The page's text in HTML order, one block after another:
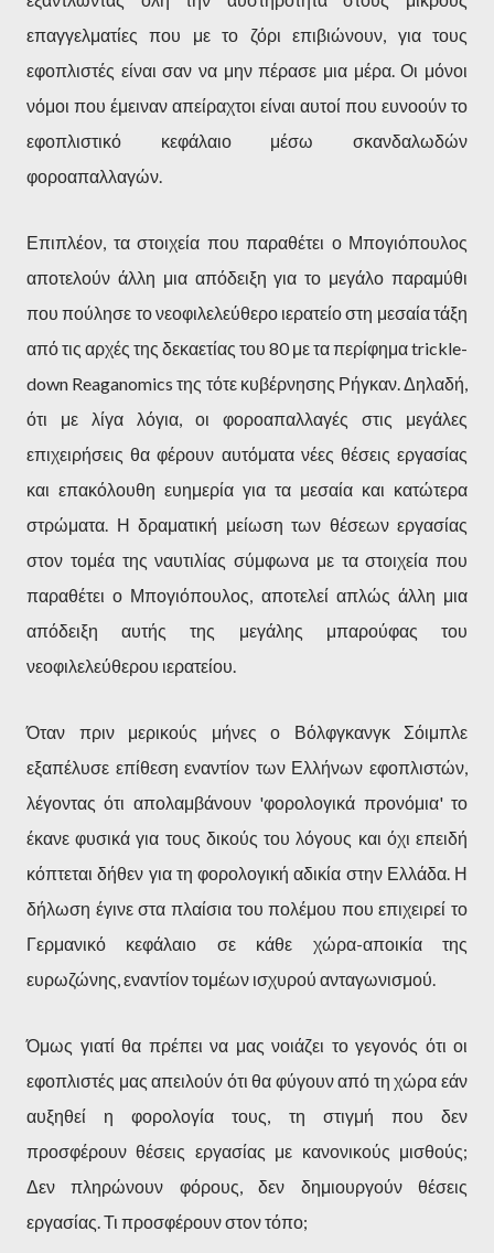
επαγγελματίες που με το ζόρι επιβιώνουν, για τους
εφοπλιστές είναι σαν να μην πέρασε μια μέρα. Οι μόνοι
νόμοι που έμειναν απείραχτοι είναι αυτοί που ευνοούν το
εφοπλιστικό κεφάλαιο μέσω σκανδαλωδών
φοροαπαλλαγών.
Επιπλέον, τα στοιχεία που παραθέτει ο Μπογιόπουλος
αποτελούν άλλη μια απόδειξη για το μεγάλο παραμύθι
που πούλησε το νεοφιλελεύθερο ιερατείο στη μεσαία τάξη
από τις αρχές της δεκαετίας του 80 με τα περίφημα trickle-
down Reaganomics της τότε κυβέρνησης Ρήγκαν. Δηλαδή,
ότι με λίγα λόγια, οι φοροαπαλλαγές στις μεγάλες
επιχειρήσεις θα φέρουν αυτόματα νέες θέσεις εργασίας
και επακόλουθη ευημερία για τα μεσαία και κατώτερα
στρώματα. Η δραματική μείωση των θέσεων εργασίας
στον τομέα της ναυτιλίας σύμφωνα με τα στοιχεία που
παραθέτει ο Μπογιόπουλος, αποτελεί απλώς άλλη μια
απόδειξη αυτής της μεγάλης μπαρούφας του
νεοφιλελεύθερου ιερατείου.
Όταν πριν μερικούς μήνες ο Βόλφγκανγκ Σόιμπλε
εξαπέλυσε επίθεση εναντίον των Ελλήνων εφοπλιστών,
λέγοντας ότι απολαμβάνουν 'φορολογικά προνόμια' το
έκανε φυσικά για τους δικούς του λόγους και όχι επειδή
κόπτεται δήθεν για τη φορολογική αδικία στην Ελλάδα. Η
δήλωση έγινε στα πλαίσια του πολέμου που επιχειρεί το
Γερμανικό κεφάλαιο σε κάθε χώρα-αποικία της
ευρωζώνης, εναντίον τομέων ισχυρού ανταγωνισμού.
Όμως γιατί θα πρέπει να μας νοιάζει το γεγονός ότι οι
εφοπλιστές μας απειλούν ότι θα φύγουν από τη χώρα εάν
αυξηθεί η φορολογία τους, τη στιγμή που δεν
προσφέρουν θέσεις εργασίας με κανονικούς μισθούς;
Δεν πληρώνουν φόρους, δεν δημιουργούν θέσεις
εργασίας. Τι προσφέρουν στον τόπο;